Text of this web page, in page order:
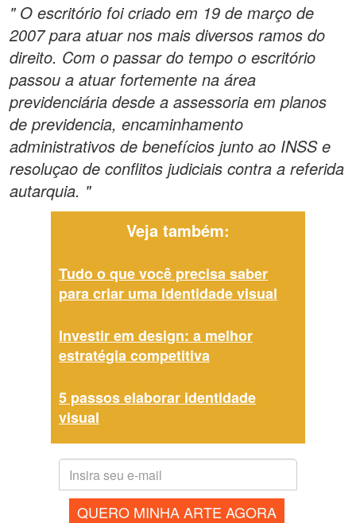
" O escritório foi criado em 19 de março de
2007 para atuar nos mais diversos ramos do
direito. Com o passar do tempo o escritório
passou a atuar fortemente na área
previdenciária desde a assessoria em planos
de previdencia, encaminhamento
administrativos de benefícios junto ao INSS e
resoluçao de conflitos judiciais contra a referida
autarquia. "
Veja também:
Tudo o que você precisa saber
para criar uma identidade visual
Investir em design: a melhor
estratégia competitiva
5 passos elaborar identidade
visual
QUERO MINHA ARTE AGORA